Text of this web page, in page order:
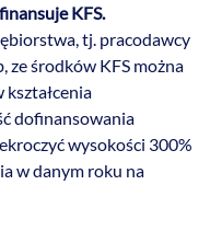
KFS.
tj. pracodawcy
ze środków KFS można
dofinansowania
wysokości 300%
w danym roku na